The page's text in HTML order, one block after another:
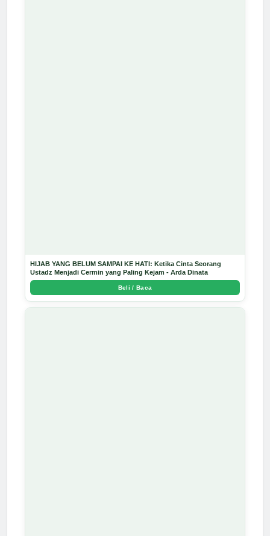
HIJAB YANG BELUM SAMPAI KE HATI: Ketika Cinta Seorang
Ustadz Menjadi Cermin yang Paling Kejam - Arda Dinata
Beli / Baca